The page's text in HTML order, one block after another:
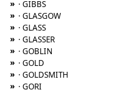
» · GIBBS
» · GLASGOW
» · GLASS
» · GLASSER
» · GOBLIN
» · GOLD
» · GOLDSMITH
» · GORI